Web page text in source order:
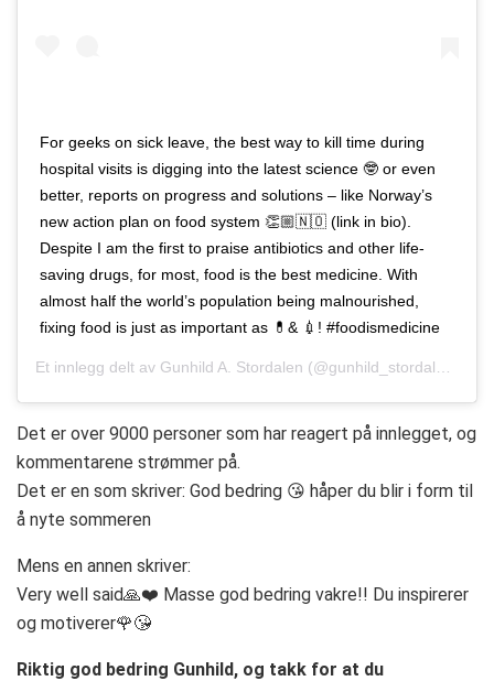
For geeks on sick leave, the best way to kill time during
hospital visits is digging into the latest science 🤓 or even
better, reports on progress and solutions – like Norway’s
new action plan on food system 👏🏼🇳🇴 (link in bio).
Despite I am the first to praise antibiotics and other life-
saving drugs, for most, food is the best medicine. With
almost half the world’s population being malnourished,
fixing food is just as important as 💊& 💉! #foodismedicine
Et innlegg delt av Gunhild A. Stordalen (@gunhild_stordalen)
Det er over 9000 personer som har reagert på innlegget, og
kommentarene strømmer på.
Det er en som skriver: God bedring 😘 håper du blir i form til
å nyte sommeren
Mens en annen skriver:
Very well said🙏❤️ Masse god bedring vakre!! Du inspirerer
og motiverer🌹😘
Riktig god bedring Gunhild, og takk for at du